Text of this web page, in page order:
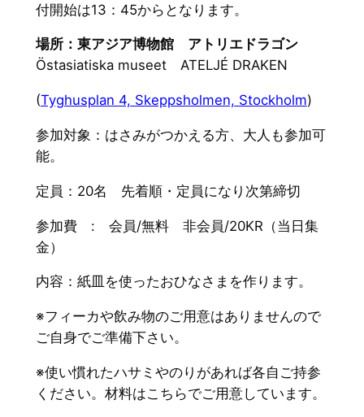
付開始は13：45からとなります。
場所：東アジア博物館 アトリエドラゴン
Östasiatiska museet ATELJÉ DRAKEN
(Tyghusplan 4, Skeppsholmen, Stockholm)
参加対象：はさみがつかえる方、大人も参加可
能。
定員：20名 先着順・定員になり次第締切
参加費 : 会員/無料 非会員/20KR（当日集
金）
内容：紙皿を使ったおひなさまを作ります。
※フィーカや飲み物のご用意はありませんので
ご自身でご準備下さい。
※使い慣れたハサミやのりがあれば各自ご持参
ください。 材料はこちらでご用意しています。